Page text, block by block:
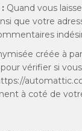
Quand vous
que votre
créée à
vérifier si
à coté de